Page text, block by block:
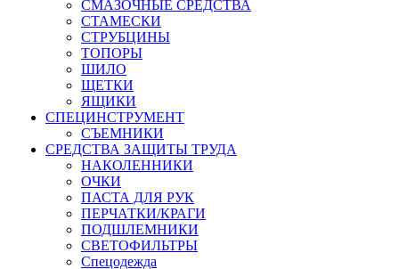
СМАЗОЧНЫЕ СРЕДСТВА
СТАМЕСКИ
СТРУБЦИНЫ
ТОПОРЫ
ШИЛО
ЩЕТКИ
ЯЩИКИ
СПЕЦИНСТРУМЕНТ
СЪЕМНИКИ
СРЕДСТВА ЗАЩИТЫ ТРУДА
НАКОЛЕННИКИ
ОЧКИ
ПАСТА ДЛЯ РУК
ПЕРЧАТКИ/КРАГИ
ПОДШЛЕМНИКИ
СВЕТОФИЛЬТРЫ
Спецодежда